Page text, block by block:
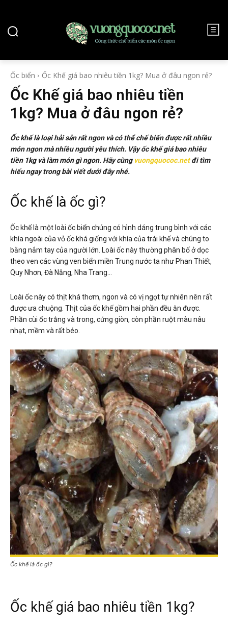
Ốc biển Ốc Khế giá bao nhiêu tiền 1kg? Mua ở đâu ngon rẻ?
Ốc Khế giá bao nhiêu tiền
1kg? Mua ở đâu ngon rẻ?
Ốc khế là loại hải sản rất ngon và có thể chế biến được rất nhiều
món ngon mà nhiều người yêu thích. Vậy ốc khế giá bao nhiêu
tiền 1kg và làm món gì ngon. Hãy cùng vuongquococ.netđi tìm
hiểu ngay trong bài viết dưới đây nhé.
Ốc khế là ốc gì?
Ốc khế là một loài ốc biển chúng có hình dáng trung bình với các
khía ngoài của vỏ ốc khá giống với khía của trái khế và chúng to
bằng nắm tay của người lớn. Loài ốc này thường phân bố ở dọc
theo ven các vùng ven biển miền Trung nước ta như Phan Thiết,
Quy Nhơn, Đà Nẵng, Nha Trang…
Loài ốc này có thịt khá thơm, ngon và có vị ngọt tự nhiên nên rất
được ưa chuộng. Thịt của ốc khế gồm hai phần đều ăn được.
Phần cùi ốc trắng và trong, cứng giòn, còn phần ruột màu nâu
nhạt, mềm và rất béo.
Ốc khế là ốc gì?
Ốc khế giá bao nhiêu tiền 1kg?